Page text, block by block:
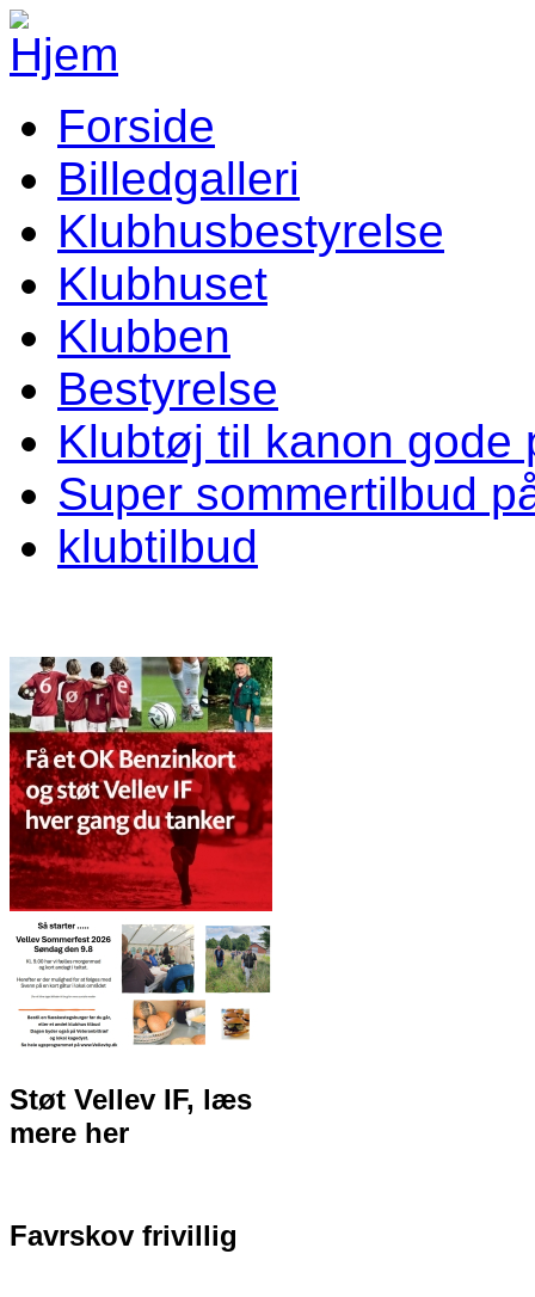
Gå til hovedindhold
Vellev IF Menu
Forside
Billedgalleri
Klubhusbestyrelse
Klubhuset
Klubben
Bestyrelse
Klubtøj til kanon gode
Super sommertilbud
klubtilbud
Støt Vellev IF, læs
mere her
Favrskov frivillig